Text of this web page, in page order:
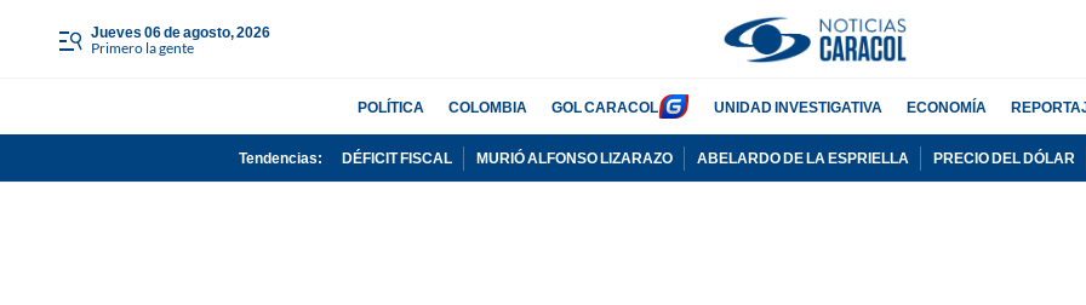
jueves 06 de agosto, 2026
Primero la gente
POLÍTICA COLOMBIA GOL CARACOL UNIDAD INVESTIGATIVA ECONOMÍA
Tendencias: DÉFICIT FISCAL MURIÓ ALFONSO LIZARAZO ABELARDO DE LA ESPRIELLA PRECIO DEL DÓLAR